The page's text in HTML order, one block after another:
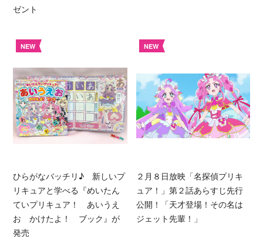
ゼント
NEW
ひらがなバッチリ♪ 新しいプ
リキュアと学べる『めいたん
ていプリキュア！ あいうえ
お かけたよ！ ブック』が
発売
NEW
２月８日放映「名探偵プリキ
ュア！」第２話あらすじ先行
公開！「天才登場！その名は
ジェット先輩！」